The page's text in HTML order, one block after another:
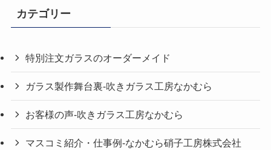
カテゴリー
特別注文ガラスのオーダーメイド
ガラス製作舞台裏-吹きガラス工房なかむら
お客様の声-吹きガラス工房なかむら
マスコミ紹介・仕事例-なかむら硝子工房株式会社